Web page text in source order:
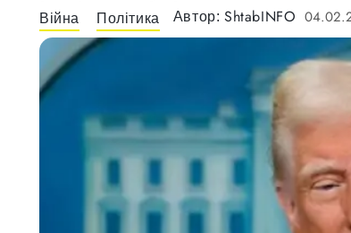
Війна Політика Автор:ShtabINFO